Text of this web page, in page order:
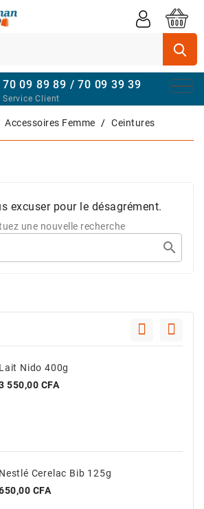
70 09 89 89 / 70 09 39 39
Service Client
Accessoires Femme Ceintures
excuser pour le désagrément.
une nouvelle recherche

Lait Nido 400g
550,00 CFA
Nestlé Cerelac Bib 125g
CFA